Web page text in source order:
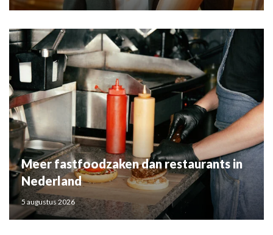
Meer fastfoodzaken dan restaurants in
Nederland
5 augustus 2026